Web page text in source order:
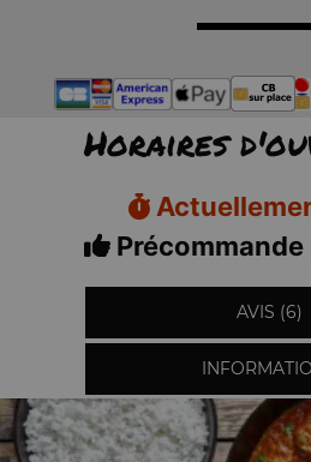
Horaires
Précommande
AVIS (6)